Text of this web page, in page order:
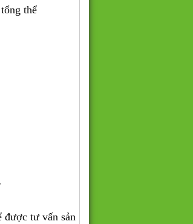
thể
được tư vấn sản